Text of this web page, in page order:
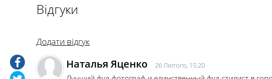
Відгуки
Додати відгук
Наталья Яценко 26 Лютого, 15:20